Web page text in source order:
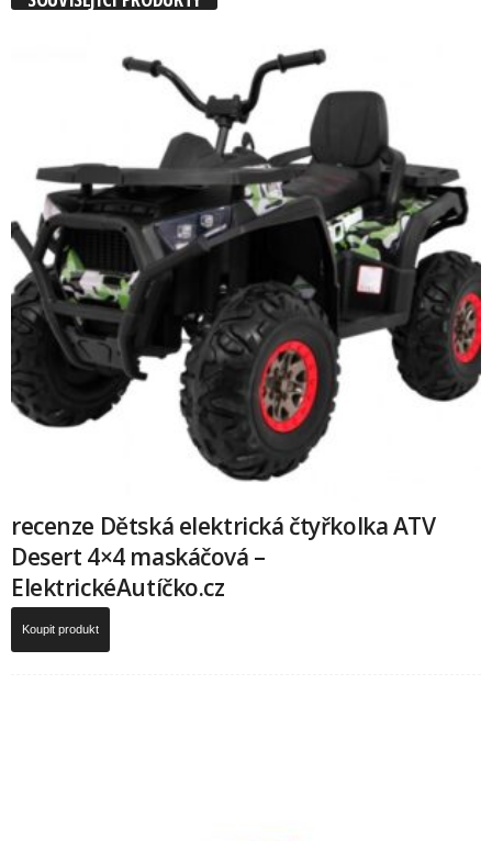
recenze Dětská elektrická čtyřkolka ATV
Desert 4×4 maskáčová –
ElektrickéAutíčko.cz
Koupit produkt